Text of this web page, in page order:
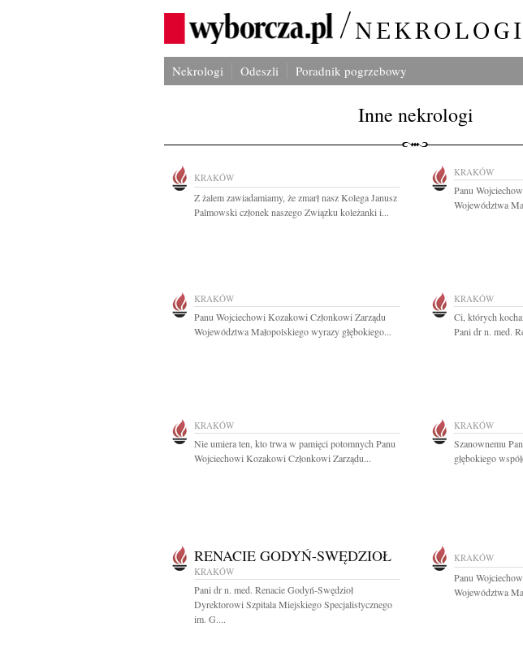
Nekrologi Odeszli Poradnik pogrzebowy
Inne nekrologi
KRAKÓW
Z żalem zawiadamiamy, że zmarł nasz Kolega Janusz
Palmowski członek naszego Związku koleżanki i...
KRAKÓW
Panu
Województwa
KRAKÓW
Panu Wojciechowi Kozakowi Członkowi Zarządu
Województwa Małopolskiego wyrazy głębokiego...
KRAKÓW
Ci, których
Pani dr n. med.
KRAKÓW
Nie umiera ten, kto trwa w pamięci potomnych Panu
Wojciechowi Kozakowi Członkowi Zarządu...
KRAKÓW
Szanownemu
głębokiego
RENACIE GODYŃ-SWĘDZIOŁ
KRAKÓW
Pani dr n. med. Renacie Godyń-Swędzioł
Dyrektorowi Szpitala Miejskiego Specjalistycznego
im. G....
KRAKÓW
Panu
Województwa